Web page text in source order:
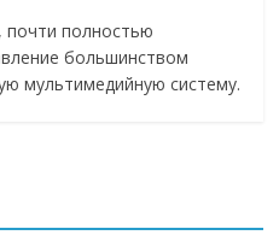
почти полностью
большинством
мультимедийную систему.